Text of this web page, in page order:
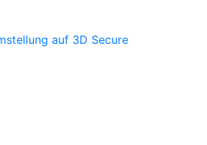
auf 3D Secure